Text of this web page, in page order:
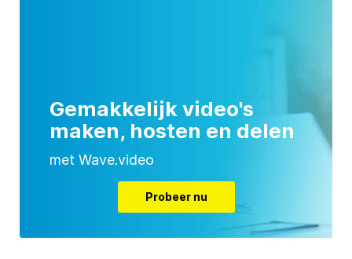
Gemakkelijk video's
maken, hosten en delen
met Wave.video
Probeer nu